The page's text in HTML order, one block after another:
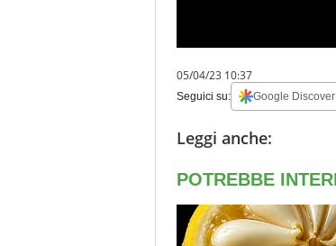
05/04/23 10:37
Seguici su: Google Discover
Leggi anche: